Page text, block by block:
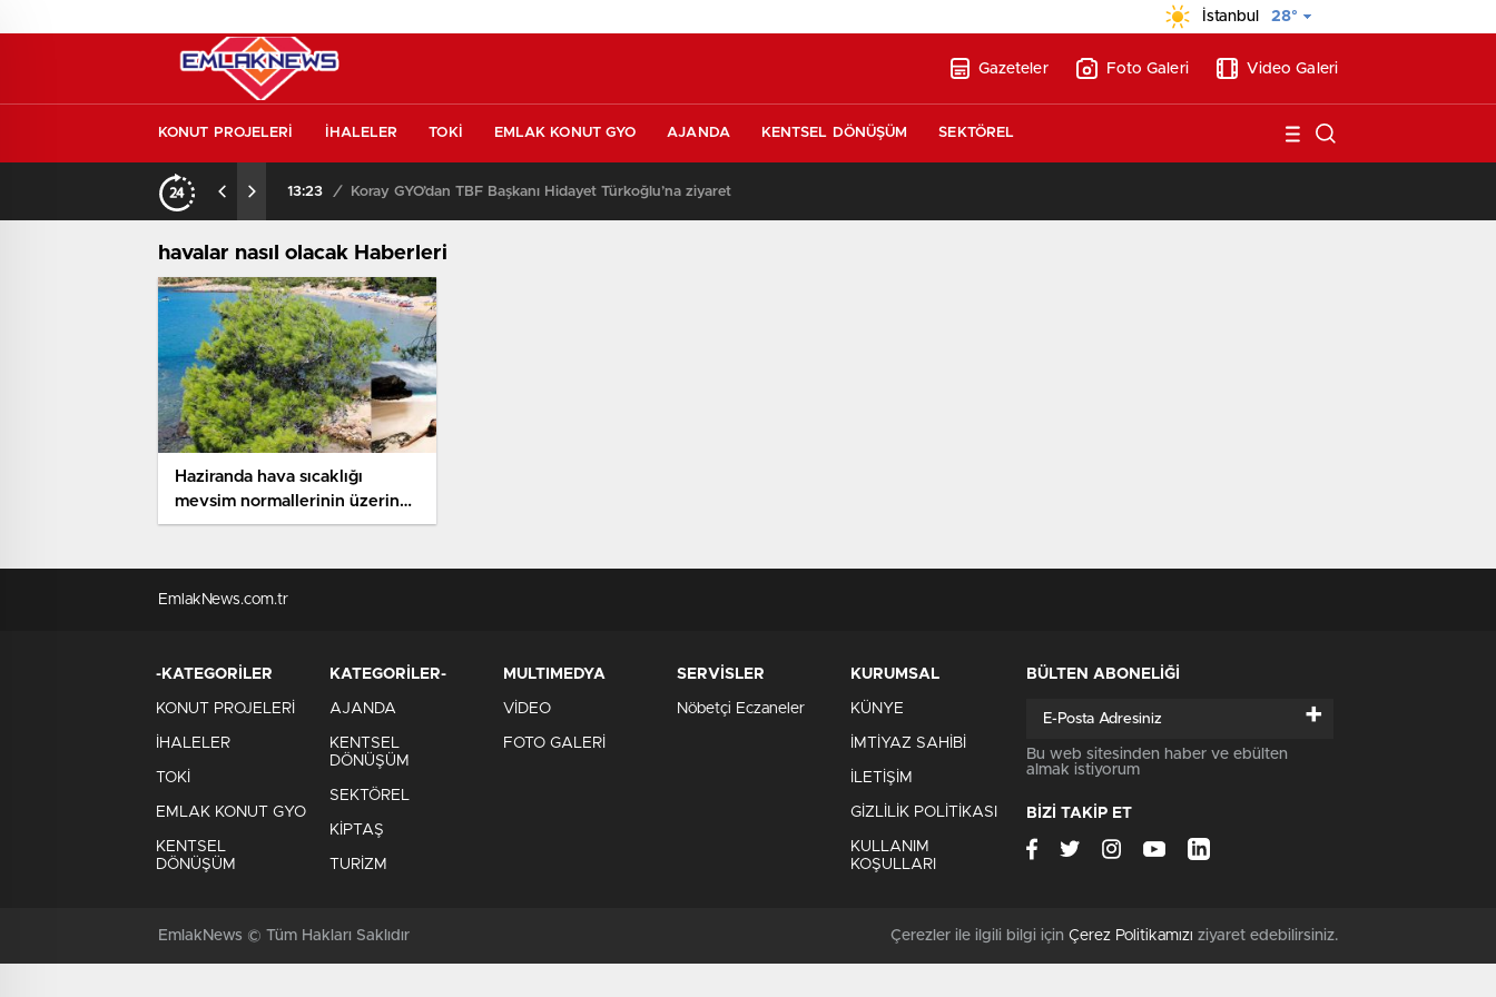
İstanbul 28°
Gazeteler Foto Galeri Video Galeri
KONUT PROJELERİ İHALELER TOKİ EMLAK KONUT GYO AJANDA KENTSEL DÖNÜŞÜM SEKTÖREL
13:23 / Koray GYO’dan TBF Başkanı Hidayet Türkoğlu’na ziyaret
havalar nasıl olacak Haberleri
Haziranda hava sıcaklığı
mevsim normallerinin üzerine
çıkacak
EmlakNews.com.tr
-KATEGORİLER
KONUT PROJELERİ
İHALELER
TOKİ
EMLAK KONUT GYO
KENTSEL
DÖNÜŞÜM
KATEGORİLER-
AJANDA
KENTSEL
DÖNÜŞÜM
SEKTÖREL
KİPTAŞ
TURİZM
MULTIMEDYA
VİDEO
FOTO GALERİ
SERVİSLER
Nöbetçi Eczaneler
KURUMSAL
KÜNYE
İMTİYAZ SAHİBİ
İLETİŞİM
GİZLİLİK POLİTİKASI
KULLANIM
KOŞULLARI
BÜLTEN ABONELİĞİ
+
Bu web sitesinden haber ve ebülten
almak istiyorum
BİZİ TAKİP ET
EmlakNews © Tüm Hakları Saklıdır Çerezler ile ilgili bilgi için Çerez Politikamızı ziyaret edebilirsiniz.